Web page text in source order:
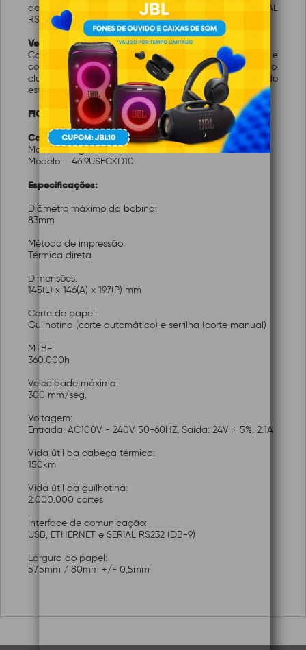
da i9 já vem com entradas: USB, ETHERNET e SERIAL
RS232 (DB-9)
Versatilidade
Com diversas opções de conectividade e
compatibilidade com todos os softwares de automação,
ela entrega alto desempenho para aumentar o lucro do
estabelecimento comercial.
FICHA TÉCNICA:
Características:
Marca:
Elgin/Bematech
Modelo:
46I9USECKD10
Especificações:
Diâmetro máximo da bobina:
83mm
Método de impressão:
Térmica direta
Dimensões:
145(L) x 146(A) x 197(P) mm
Corte de papel:
Guilhotina (corte automático) e serrilha (corte manual)
MTBF:
360.000h
Velocidade máxima:
300 mm/seg.
Voltagem:
Entrada: AC100V - 240V 50-60HZ, Saída: 24V ± 5%, 2.1A
Vida útil da cabeça térmica:
150km
Vida útil da guilhotina:
2.000.000 cortes
Interface de comunicação:
USB, ETHERNET e SERIAL RS232 (DB-9)
Largura do papel:
57,5mm / 80mm +/- 0,5mm